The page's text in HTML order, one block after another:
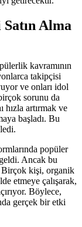
Alma
kavramının
takipçisi
ve onları idol
sorunu da
hızla artırmak ve
başladı. Bu
popüler
Ancak bu
Birçok kişi, organik
etmeye çalışarak,
Böylece,
gerçek bir etki